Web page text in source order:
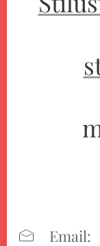
Email: